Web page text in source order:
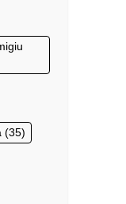
(35)